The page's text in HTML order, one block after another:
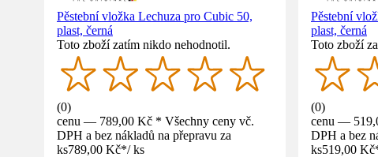
Pěstební vložka Lechuza pro Cubic 50,
plast, černá
Toto zboží zatím nikdo nehodnotil.
(0)
cenu — 789,00 Kč * Všechny ceny vč.
DPH a bez nákladů na přepravu za
ks789,00 Kč*/ ks
Pěstební
plast, černá
Toto zboží
(0)
cenu —
DPH a bez
ks519,00 Kč